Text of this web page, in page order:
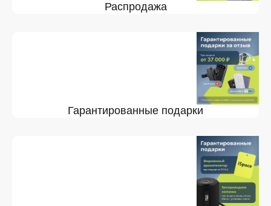
Распродажа
Гарантированные подарки